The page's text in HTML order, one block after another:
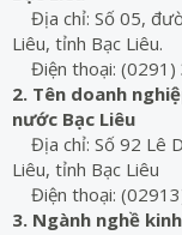
Địa chỉ: Số 05,
Liêu, tỉnh Bạc Liêu.
Điện thoại: (0291)
2. Tên doanh
nước Bạc Liêu
Địa chỉ: Số 92 Lê
Liêu, tỉnh Bạc Liêu
Điện thoại:
3. Ngành nghề